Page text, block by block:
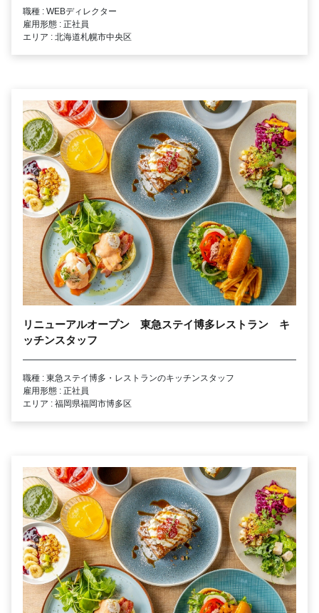
職種 : WEBディレクター
雇用形態 : 正社員
エリア : 北海道札幌市中央区
リニューアルオープン 東急ステイ博多レストラン キ
ッチンスタッフ
職種 : 東急ステイ博多・レストランのキッチンスタッフ
雇用形態 : 正社員
エリア : 福岡県福岡市博多区